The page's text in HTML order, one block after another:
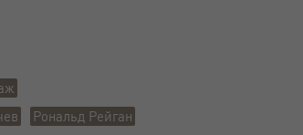
Рональд Рейган